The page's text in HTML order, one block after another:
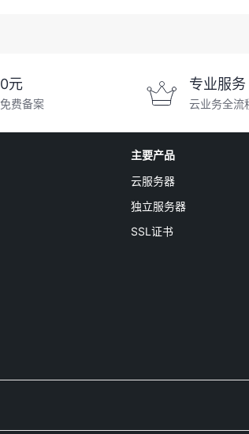
0元
免费备案
专业服务
云业务全流
主要产品
云服务器
独立服务器
SSL证书